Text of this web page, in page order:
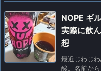
NOPE ギ
実際に飲
想
最近じわじ
酸。名前か